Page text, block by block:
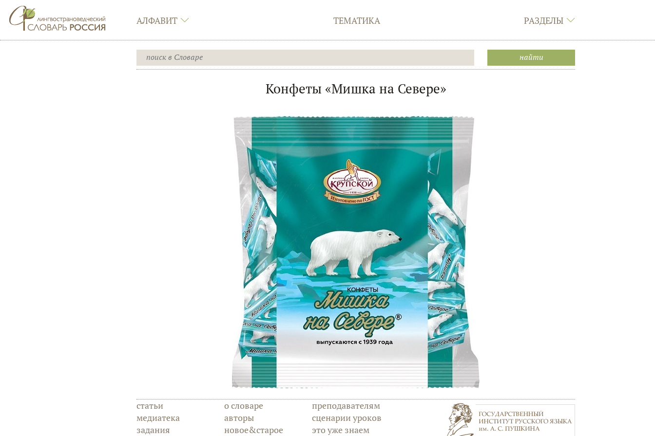
АЛФАВИТ ТЕМАТИКА РАЗДЕЛЫ
Конфеты «Мишка на Севере»
статьи
медиатека
задания
о словаре
авторы
новое&старое
преподавателям
сценарии уроков
это уже знаем